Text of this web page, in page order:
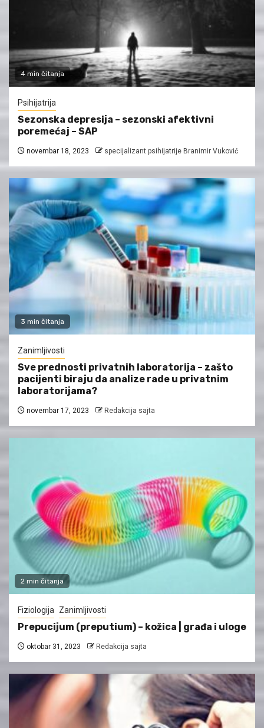
4 min čitanja
Psihijatrija
Sezonska depresija – sezonski afektivni
poremećaj – SAP
novembar 18, 2023 specijalizant psihijatrije Branimir Vuković
3 min čitanja
Zanimljivosti
Sve prednosti privatnih laboratorija – zašto
pacijenti biraju da analize rade u privatnim
laboratorijama?
novembar 17, 2023 Redakcija sajta
2 min čitanja
Fiziologija Zanimljivosti
Prepucijum (preputium) – kožica | građa i uloge
oktobar 31, 2023 Redakcija sajta